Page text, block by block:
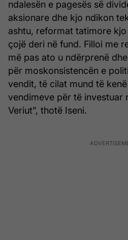
ndalesën e pagesës së
aksionare dhe kjo ndikon
ashtu, reformat tatimore
çojë deri në fund. Filloi me
më pas ato u ndërprenë
për moskonsistencën e
vendit, të cilat mund të
vendimeve për të investuar
Veriut”, thotë Iseni.